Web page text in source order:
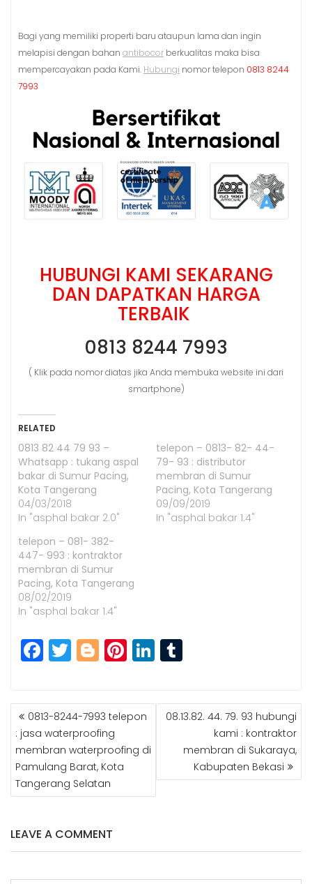
Bagi yang memiliki properti baru ataupun lama dan ingin
melapisi dengan bahan antibocor berkualitas maka bisa
mempercayakan pada Kami. Hubungi nomor telepon 0813 8244
7993
HUBUNGI KAMI SEKARANG
DAN DAPATKAN HARGA
TERBAIK
0813 8244 7993
( Klik pada nomor diatas jika Anda membuka website ini dari
smartphone)
RELATED
0813 82 44 79 93 –
Whatsapp : tukang aspal
bakar di Sumur Pacing,
Kota Tangerang
04/03/2018
In "asphal bakar 2.0"
telepon – 0813- 82- 44-
79- 93 : distributor
membran di Sumur
Pacing, Kota Tangerang
09/09/2019
In "asphal bakar 1.4"
telepon – 081- 382-
447- 993 : kontraktor
membran di Sumur
Pacing, Kota Tangerang
08/02/2019
In "asphal bakar 1.4"
F
c
e
b
o
o
k
T
itt
e
r
Bl
g
g
e
r
Pi
t
e
r
e
Li
k
e
m
bl
r
POST
NAVIGATION
0813-8244-7993 telepon
: jasa waterproofing
membran waterproofing di
Pamulang Barat, Kota
Tangerang Selatan
08.13.82. 44. 79. 93 hubungi
kami : kontraktor
membran di Sukaraya,
Kabupaten Bekasi
LEAVE A COMMENT